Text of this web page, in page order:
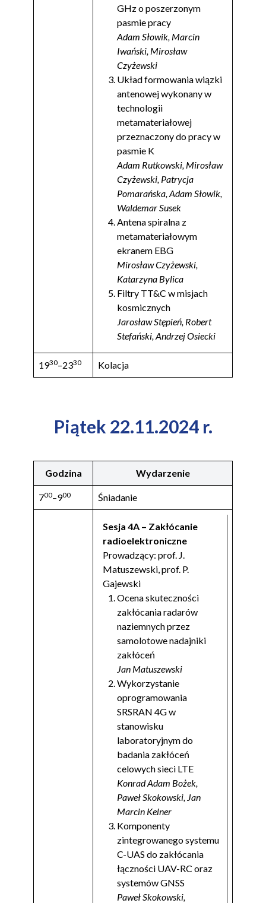
GHz o poszerzonym
pasmie pracy
Adam Słowik, Marcin
Iwański, Mirosław
Czyżewski
Układ formowania wiązki
antenowej wykonany w
technologii
metamateriałowej
przeznaczony do pracy w
pasmie K
Adam Rutkowski, Mirosław
Czyżewski, Patrycja
Pomarańska, Adam Słowik,
Waldemar Susek
Antena spiralna z
metamateriałowym
ekranem EBG
Mirosław Czyżewski,
Katarzyna Bylica
Filtry TT&C w misjach
kosmicznych
Jarosław Stępień, Robert
Stefański, Andrzej Osiecki
1930–2330 Kolacja
Piątek 22.11.2024 r.
Godzina Wydarzenie
700–900 Śniadanie
Sesja 4A – Zakłócanie
radioelektroniczne
Prowadzący: prof. J.
Matuszewski, prof. P.
Gajewski
Ocena skuteczności
zakłócania radarów
naziemnych przez
samolotowe nadajniki
zakłóceń
Jan Matuszewski
Wykorzystanie
oprogramowania
SRSRAN 4G w
stanowisku
laboratoryjnym do
badania zakłóceń
celowych sieci LTE
Konrad Adam Bożek,
Paweł Skokowski, Jan
Marcin Kelner
Komponenty
zintegrowanego systemu
C-UAS do zakłócania
łączności UAV-RC oraz
systemów GNSS
Paweł Skokowski,